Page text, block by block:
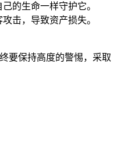
的生命一样守护它。
击，导致资产损失。
要保持高度的警惕，采取